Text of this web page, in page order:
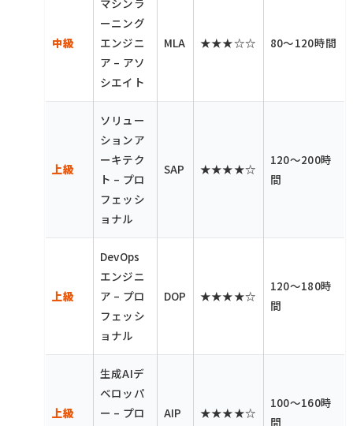
中級
ーニング
エンジニ
ア – アソ
シエイト
MLA ★★★☆☆ 80〜120時間
上級
ソリュー
ションア
ーキテク
ト – プロ
フェッシ
ョナル
SAP ★★★★☆
120〜200時
間
上級
DevOps
エンジニ
ア – プロ
フェッシ
ョナル
DOP ★★★★☆
120〜180時
間
上級
生成AIデ
ベロッパ
ー – プロ
AIP ★★★★☆
100〜160時
間